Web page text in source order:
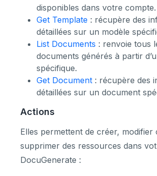
disponibles dans votre compte.
Get Template : récupère des
détaillées sur un modèle
List Documents : renvoie tous
documents générés à partir
spécifique.
Get Document : récupère des
détaillées sur un document
Actions
Elles permettent de créer, modifier
supprimer des ressources dans
DocuGenerate :